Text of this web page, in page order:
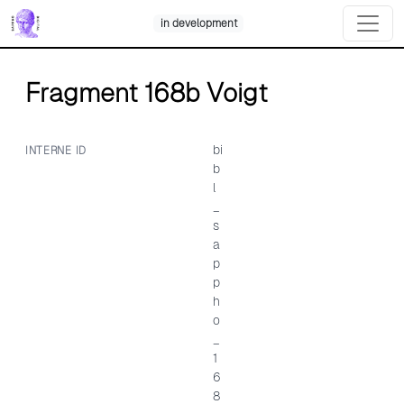
Skip
to
content
in development
Fragment 168b Voigt
INTERNE ID
bi
b
l
s
a
p
p
h
o
1
6
8